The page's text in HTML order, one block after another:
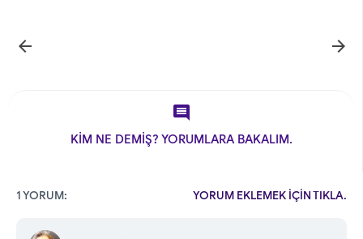
 

KİM NE DEMİŞ? YORUMLARA BAKALIM.
YORUM EKLEMEK İÇİN TIKLA.
1 YORUM: